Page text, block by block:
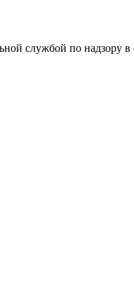
службой по надзору